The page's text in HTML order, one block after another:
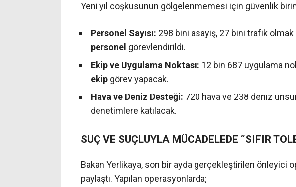
Yeni yıl coşkusunun gölgelenmemesi için güvenlik
Personel Sayısı: 298 bini asayiş, 27 bini trafik
personel görevlendirildi.
Ekip ve Uygulama Noktası: 12 bin 687 uygulama
ekip görev yapacak.
Hava ve Deniz Desteği: 720 hava ve 238 deniz
denetimlere katılacak.
SUÇ VE SUÇLUYLA MÜCADELEDE “SIFIR
Bakan Yerlikaya, son bir ayda gerçekleştirilen önleyici
paylaştı. Yapılan operasyonlarda;